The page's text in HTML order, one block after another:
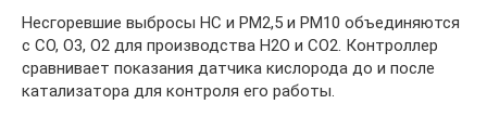
Несгоревшие выбросы HC и PM2,5 и PM10 объединяются
с CO, O3, O2 для производства H2O и CO2. Контроллер
сравнивает показания датчика кислорода до и после
катализатора для контроля его работы.